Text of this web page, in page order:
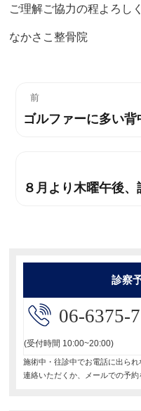
ご理解ご協力の程よろし
なかさこ整骨院
前
過
稿:
ゴルファーに多い
次
８月より木曜午後、
診察
06-6375-
(受付時間 10:00~20:00)
施術中・往診中でお電話に出ら
連絡いただくか、メールでの予約